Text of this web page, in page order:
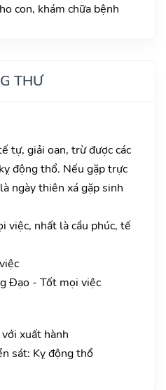
con, khám chữa bệnh
THƯ
tự, giải oan, trừ được các
động thổ. Nếu gặp trực
ngày thiên xá gặp sinh
việc, nhất là cầu phúc, tế
Đạo - Tốt mọi việc
xuất hành
sát: Kỵ động thổ